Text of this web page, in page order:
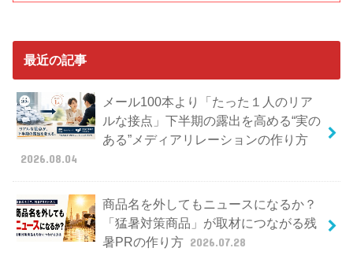
最近の記事
メール100本より「たった１人のリア
ルな接点」下半期の露出を高める“実の
ある”メディアリレーションの作り方
2026.08.04
商品名を外してもニュースになるか？
「猛暑対策商品」が取材につながる残
暑PRの作り方 2026.07.28